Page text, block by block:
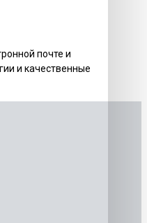
почте и
и качественные